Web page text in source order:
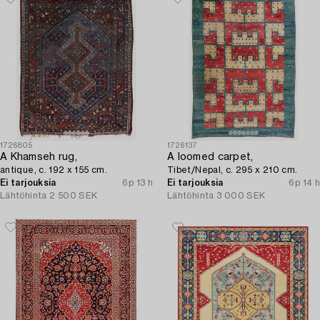
1726805
A Khamseh rug,
antique, c. 192 x 155 cm.
Ei tarjouksia
6p 13 h
Lähtöhinta 2 500 SEK
1726137
A loomed carpet,
Tibet/Nepal, c. 295 x 210 cm.
Ei tarjouksia
6p 14 h
Lähtöhinta 3 000 SEK